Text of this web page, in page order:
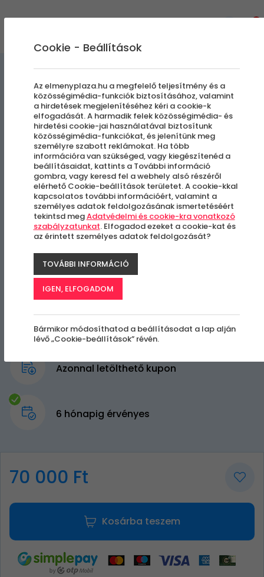
Holisztikus feltöltődés
Budapest, VIII. kerület
Azonnal letölthető kupon
6 hónapig érvényes
70 000 Ft
Kosárba teszem
Cookie - Beállítások
Az elmenyplaza.hu a megfelelő teljesítmény és a
közösségimédia-funkciók biztosításához, valamint
a hirdetések megjelenítéséhez kéri a cookie-k
elfogadását. A harmadik felek közösségimédia- és
hirdetési cookie-jai használatával biztosítunk
közösségimédia-funkciókat, és jelenítünk meg
személyre szabott reklámokat. Ha több
információra van szükséged, vagy kiegészítenéd a
beállításaidat, kattints a További információ
gombra, vagy keresd fel a webhely alsó részéről
elérhető Cookie-beállítások területet. A cookie-kkal
kapcsolatos további információért, valamint a
személyes adatok feldolgozásának ismertetéséért
tekintsd megAdatvédelmi és cookie-kra vonatkozó
szabályzatunkat. Elfogadod ezeket a cookie-kat és
az érintett személyes adatok feldolgozását?
TOVÁBBI INFORMÁCIÓ
IGEN, ELFOGADOM
Bármikor módosíthatod a beállításodat a lap alján
lévő „Cookie-beállítások” révén.